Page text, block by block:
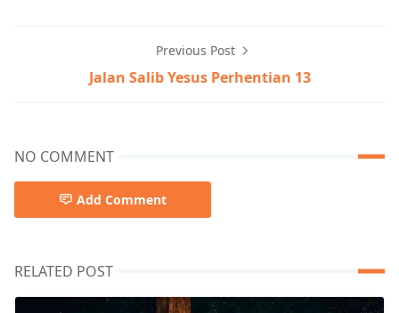
Previous Post
Jalan Salib Yesus Perhentian 13
NO COMMENT
Add Comment
RELATED POST